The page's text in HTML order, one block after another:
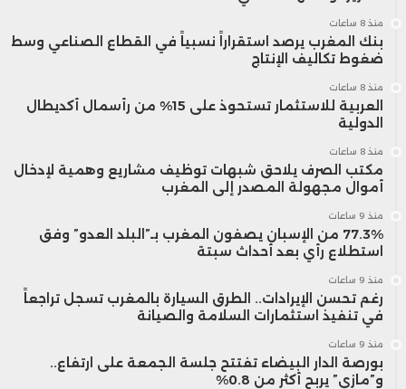
جميع نتائج الأجور.
تكثف قيادات النقابات العمالية في اليابان
دعواتها لزيادة الأجور لتجاوز مستويات العام
الماضي، مع زيادة رئيس الوزراء فوميو كيشيدا
الضغوط على الشركات بدعوته إلى زيادة الأجور
بما يتجاوز التضخم.
5- هل ستستعيد اليابان مكانتها
كثالث أكبر اقتصاد في العالم ؟
يبدو ذلك أمراً غير محتمل. فتراجع اليابان في
منذ 8 ساعات
بنك المغرب يرصد استقراراً نسبياً في القطاع الصناعي وسط
ضغوط تكاليف الإنتاج
منذ 8 ساعات
العربية للاستثمار تستحوذ على 15% من رأسمال أكديطال
الدولية
منذ 8 ساعات
مكتب الصرف يلاحق شبهات توظيف مشاريع وهمية لإدخال
أموال مجهولة المصدر إلى المغرب
منذ 9 ساعات
77.3% من الإسبان يصفون المغرب بـ”البلد العدو” وفق
استطلاع رأي بعد أحداث سبتة
منذ 9 ساعات
رغم تحسن الإيرادات.. الطرق السيارة بالمغرب تسجل تراجعاً
في تنفيذ استثمارات السلامة والصيانة
منذ 9 ساعات
بورصة الدار البيضاء تفتتح جلسة الجمعة على ارتفاع..
و”مازي” يربح أكثر من 0.8%